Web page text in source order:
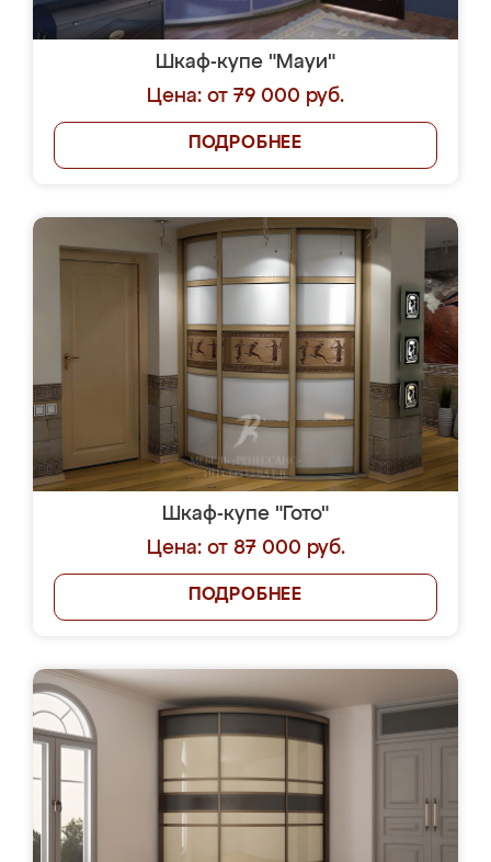
Шкаф-купе "Мауи"
Цена: от 79 000 руб.
ПОДРОБНЕЕ
Шкаф-купе "Гото"
Цена: от 87 000 руб.
ПОДРОБНЕЕ